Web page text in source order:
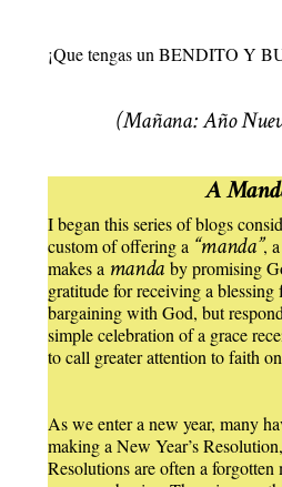
¡Que tengas un BENDITO Y
(Mañana: Año
A
I began this series of blogs
custom of offering a “manda”,
makes a manda by promising
gratitude for receiving a
bargaining with God, but
simple celebration of a grace
to call greater attention to faith
As we enter a new year, many
making a New Year’s
Resolutions are often a